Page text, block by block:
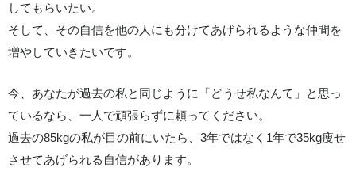
してもらいたい。
そして、その自信を他の人にも分けてあげられるような仲間を
増やしていきたいです。
今、あなたが過去の私と同じように「どうせ私なんて」と思っ
ているなら、一人で頑張らずに頼ってください。
過去の85kgの私が目の前にいたら、3年ではなく1年で35kg痩せ
させてあげられる自信があります。